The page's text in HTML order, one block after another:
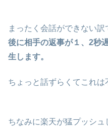
まったく会話ができない訳
後に相手の返事が１、2秒
生します。
ちょっと話ずらくてこれは
ちなみに楽天が猛プッシュ